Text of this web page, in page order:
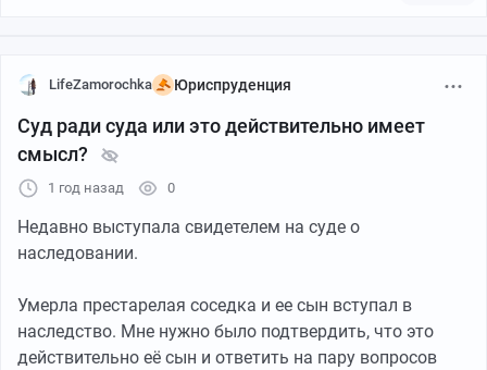
Как много смыслов в многоточьи...)
P.S.
Смотрим мои посты -
Они просты, без суеты.)
Читаем, критикуем, улыбаемся, думаем...
LifeZamorochka Юриспруденция
Суд ради суда или это действительно имеет
смысл?
1 год назад 0
Недавно выступала свидетелем на суде о
наследовании.
Умерла престарелая соседка и ее сын вступал в
наследство. Мне нужно было подтвердить, что это
действительно её сын и ответить на пару вопросов